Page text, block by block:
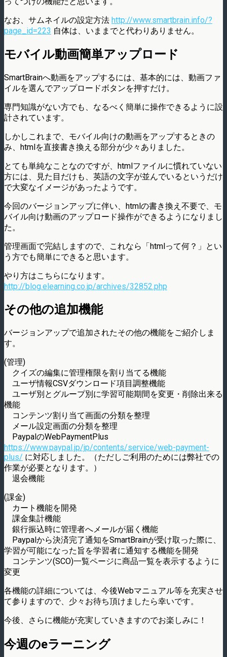
なお、サムネイルの設定方法 http://www.smartbrain.info/?
page_id=223 自体は、いままでと代わりありません。
モバイル動画簡単アップロード
SmartBrainへ動画をアップするには、基本的には、動画ファ
イルを選んでアップロードボタンを押すだけ。
専門知識がない方でも、なるべく簡単に操作できるように設
計されています。
しかしこれまで、モバイル向けの動画をアップするときの
み、htmlを直接書き換える部分が少々ありました。
とても単純なことなのですが、htmlファイルに慣れていない
方には、見た目だけも、英語の文字が並んでいるというだけ
で大変なイメージがあったようです。
今回のバージョンアップに伴い、htmlの書き換え不要で、モ
バイル向け動画のアップロード操作ができるようになりまし
た。
管理画面で完結しますので、これなら「htmlって何？」とい
う方でも簡単にできると思います。
やり方はこちらになります。
http://blog.elearning.co.jp/archives/32852.php
その他の追加機能
バージョンアップで追加されたその他の機能をご紹介しま
す。
(管理)
クイズの編集に管理権限を割り当てる機能
ユーザ情報CSVダウンロード項目調整機能
ユーザ別とグループ別に学習可能期間を変更・削除出来る
機能
コンテンツ割り当て画面の分類を整理
メール設定画面の分類を整理
PaypalのWebPaymentPlus
https://www.paypal.jp/jp/contents/service/web-payment-
plus/ に対応しました。（ただしご利用のためには弊社での
作業が必要となります。）
退会機能
(課金)
カート機能を開発
課金集計機能
銀行振込時に管理者へメールが届く機能
Paypalから決済完了通知をSmartBrainが受け取った際に、
学習が可能になった旨を学習者に通知する機能を開発
コンテンツ(SCO)一覧ページに商品一覧を表示するように
変更
各機能の詳細については、今後Webマニュアル等を充実させ
て参りますので、少々お待ち頂けましたら幸いです。
今後、さらに機能が充実していきますのでお楽しみに！
今週のeラーニング